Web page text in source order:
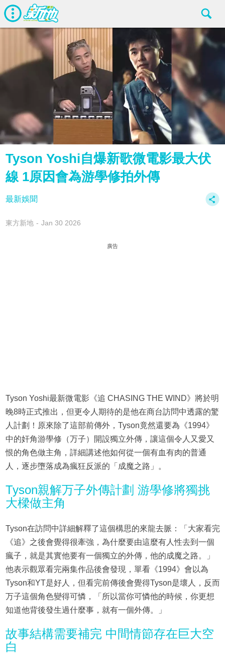
Tyson Yoshi自爆新歌微電影最大伏
線 1原因會為游學修拍外傳
最新娛聞
東方新地 Jan 30 2026
廣告
Tyson Yoshi最新微電影《追 CHASING THE WIND》將於明
晚8時正式推出，但更令人期待的是他在商台訪問中透露的驚
人計劃！原來除了這部前傳外，Tyson竟然還要為《1994》
中的奸角游學修（万子）開設獨立外傳，讓這個令人又愛又
恨的角色做主角，詳細講述他如何從一個有血有肉的普通
人，逐步墮落成為瘋狂反派的「成魔之路」。
Tyson親解万子外傳計劃 游學修將獨挑
大樑做主角
Tyson在訪問中詳細解釋了這個構思的來龍去脈：「大家看完
《追》之後會覺得很牽強，為什麼要由這麼有人性去到一個
瘋子，就是其實他要有一個獨立的外傳，他的成魔之路。」
他表示觀眾看完兩集作品後會發現，單看《1994》會以為
Tyson和YT是好人，但看完前傳後會覺得Tyson是壞人，反而
万子這個角色變得可憐，「所以當你可憐他的時候，你更想
知道他背後發生過什麼事，就有一個外傳。」
故事結構需要補完 中間情節存在巨大空
白